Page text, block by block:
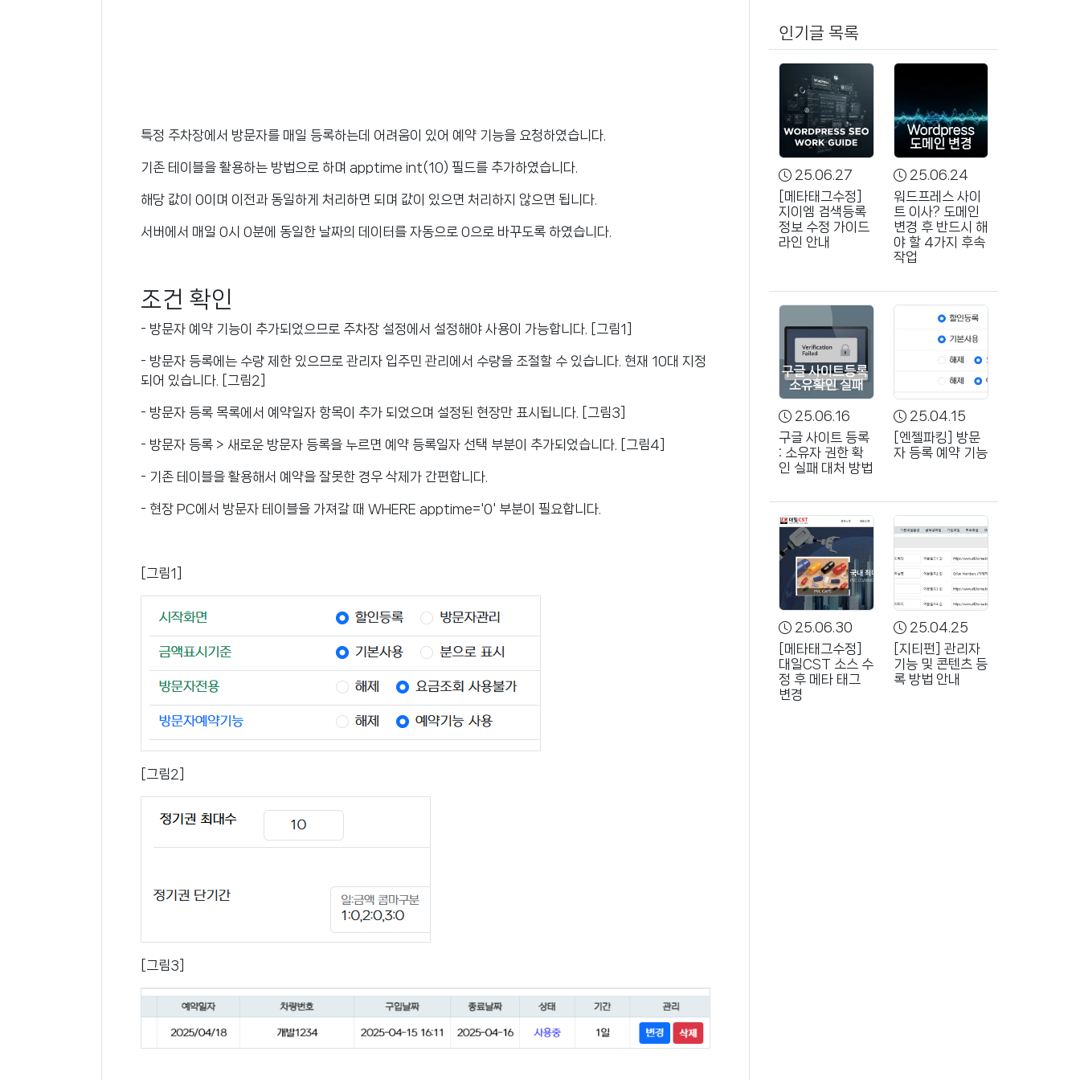
특정 주차장에서 방문자를 매일 등록하는데 어려움이 있어 예약 기능을 요청하였습니다.
기존 테이블을 활용하는 방법으로 하며 apptime int(10) 필드를 추가하였습니다.
해당 값이 0이며 이전과 동일하게 처리하면 되며 값이 있으면 처리하지 않으면 됩니다.
서버에서 매일 0시 0분에 동일한 날짜의 데이터를 자동으로 0으로 바꾸도록 하였습니다.
조건 확인
- 방문자 예약 기능이 추가되었으므로 주차장 설정에서 설정해야 사용이 가능합니다. [그림1]
- 방문자 등록에는 수량 제한 있으므로 관리자 입주민 관리에서 수량을 조절할 수 있습니다. 현재 10대 지정
되어 있습니다. [그림2]
- 방문자 등록 목록에서 예약일자 항목이 추가 되었으며 설정된 현장만 표시됩니다. [그림3]
- 방문자 등록 > 새로운 방문자 등록을 누르면 예약 등록일자 선택 부분이 추가되었습니다. [그림4]
- 기존 테이블을 활용해서 예약을 잘못한 경우 삭제가 간편합니다.
- 현장 PC에서 방문자 테이블을 가져갈 때 WHERE apptime='0' 부분이 필요합니다.
[그림1]
[그림2]
[그림3]
인기글 목록
25.06.27
[메타태그수정]
지이엠 검색등록
정보 수정 가이드
라인 안내
25.06.24
워드프레스 사이
트 이사? 도메인
변경 후 반드시 해
야 할 4가지 후속
작업
25.06.16
구글 사이트 등록
: 소유자 권한 확
인 실패 대처 방법
25.04.15
[엔젤파킹] 방문
자 등록 예약 기능
25.06.30
[메타태그수정]
대일CST 소스 수
정 후 메타 태그
변경
25.04.25
[지티펀] 관리자
기능 및 콘텐츠 등
록 방법 안내